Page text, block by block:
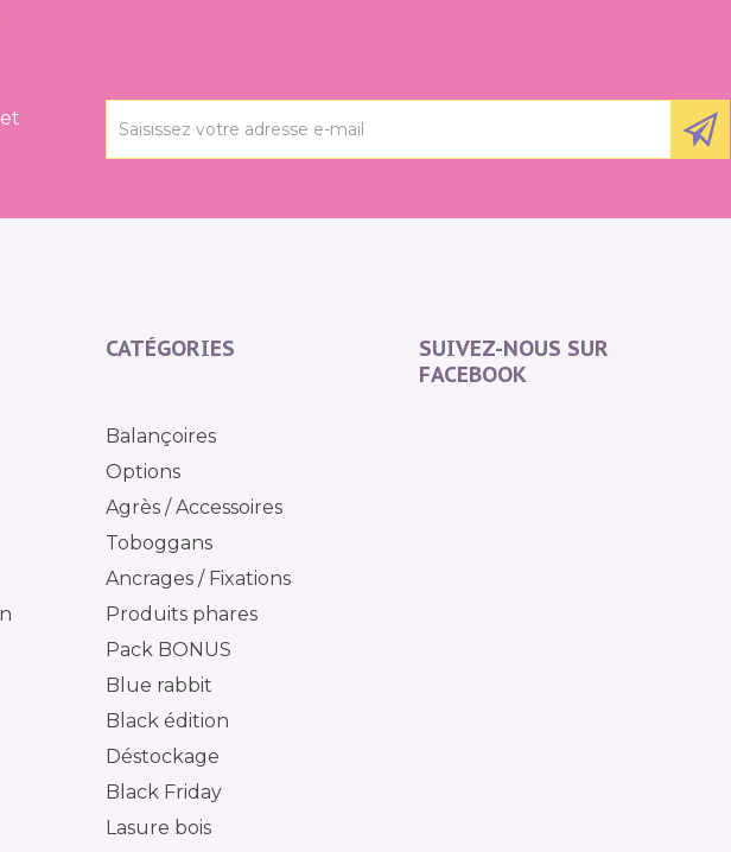
CATÉGORIES
Balançoires
Options
Agrès / Accessoires
Toboggans
Ancrages / Fixations
Produits phares
Pack BONUS
Blue rabbit
Black édition
Déstockage
Black Friday
Lasure bois
SUIVEZ-NOUS SUR
FACEBOOK